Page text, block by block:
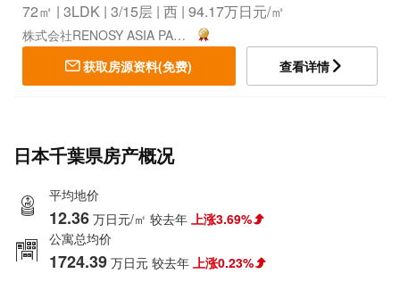
72㎡ | 3LDK | 3/15层 | 西 | 94.17万日元/㎡
株式会社RENOSY ASIA PACIFIC
获取房源资料(免费)
查看详情
日本千葉県房产概况
平均地价
12.36 万日元/㎡ 较去年 上涨3.69%
公寓总均价
1724.39 万日元 较去年 上涨0.23%